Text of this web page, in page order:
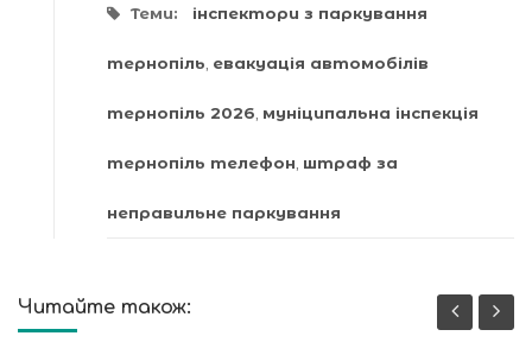
Теми: інспектори з паркування
тернопіль евакуація автомобілів
тернопіль 2026 муніципальна інспекція
тернопіль телефон штраф за
неправильне паркування
Читайте також: